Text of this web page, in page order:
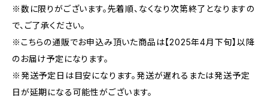
※数に限りがございます。先着順、なくなり次第終了となりますの
で、ご了承ください。
※こちらの通販でお申込み頂いた商品は【2025年4月下旬】以降
のお届け予定になります。
※発送予定日は目安になります。発送が遅れるまたは発送予定
日が延期になる可能性がございます。